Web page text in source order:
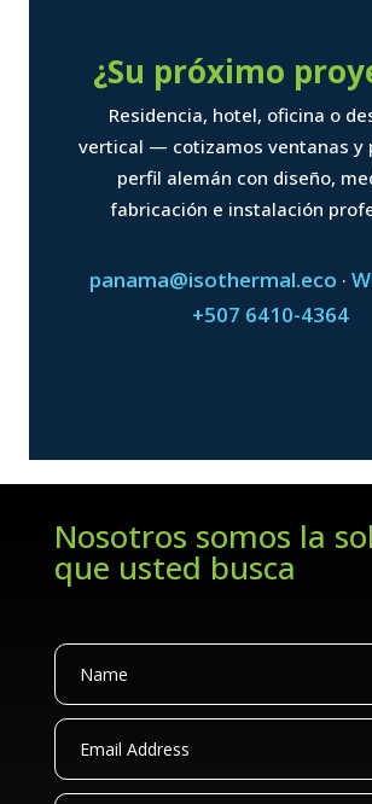
¿Su próximo
Residencia, hotel, oficina o
vertical — cotizamos ventanas y
perfil alemán con diseño,
fabricación e instalación
panama@isothermal.eco ·
+507 6410-4364
Nosotros somos la
que usted busca